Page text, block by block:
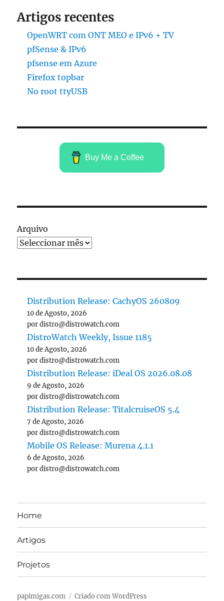
Artigos recentes
OpenWRT com ONT MEO e IPv6 + TV
pfSense & IPv6
pfsense em Azure
Firefox topbar
No root ttyUSB
Buy Me a Coffee
Arquivo
Distribution Release: CachyOS 260809
10 de Agosto, 2026
por distro@distrowatch.com
DistroWatch Weekly, Issue 1185
10 de Agosto, 2026
por distro@distrowatch.com
Distribution Release: iDeal OS 2026.08.08
9 de Agosto, 2026
por distro@distrowatch.com
Distribution Release: TitalcruiseOS 5.4
7 de Agosto, 2026
por distro@distrowatch.com
Mobile OS Release: Murena 4.1.1
6 de Agosto, 2026
por distro@distrowatch.com
Home
Artigos
Projetos
papimigas.com Criado com WordPress